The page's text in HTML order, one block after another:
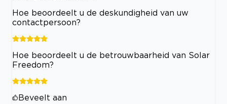
Hoe beoordeelt u de deskundigheid van uw
contactpersoon?
Hoe beoordeelt u de betrouwbaarheid van Solar
Freedom?
Beveelt aan